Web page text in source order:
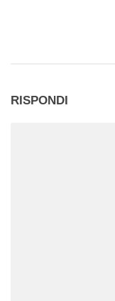
RISPONDI